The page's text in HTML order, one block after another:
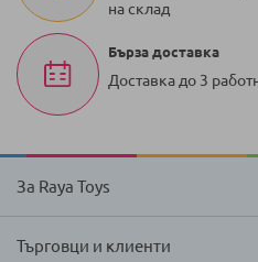
на склад
Бърза доставка
Доставка до 3
За Raya Toys
Търговци и клиенти